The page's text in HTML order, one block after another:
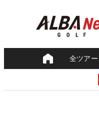
全ツアー